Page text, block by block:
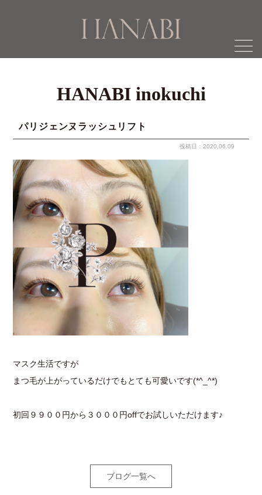
menu
HANABI inokuchi
パリジェンヌラッシュリフト
投稿日：2020.06.09
マスク生活ですが
まつ毛が上がっているだけでもとても可愛いです(*^_^*)
初回９９００円から３０００円offでお試しいただけます♪
ブログ一覧へ